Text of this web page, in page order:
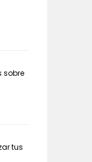
sobre
tus